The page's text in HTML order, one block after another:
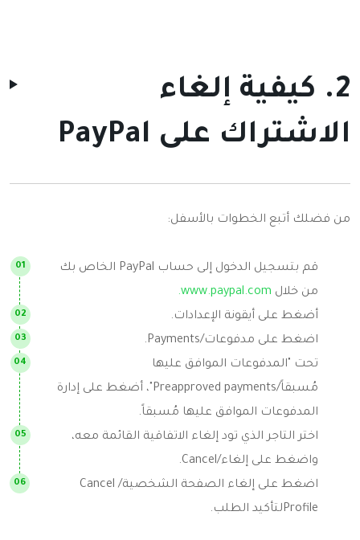
2. كيفية إلغاء
الاشتراك على PayPal
من فضلك أتبع الخطوات بالأسفل:
قم بتسجيل الدخول إلى حساب PayPal الخاص بك
من خلال www.paypal.com.
أضغط على أيقونة الإعدادات.
اضغط على مدفوعات/Payments.
تحت "المدفوعات الموافق عليها
مُسبقاً/Preapproved payments"، أضغط على إدارة
المدفوعات الموافق عليها مُسبقاً.
اختر التاجر الذي تود إلغاء الاتفاقية القائمة معه،
واضغط على إلغاء/Cancel.
اضغط على إلغاء الصفحة الشخصية/ Cancel
Profileلتأكيد الطلب.